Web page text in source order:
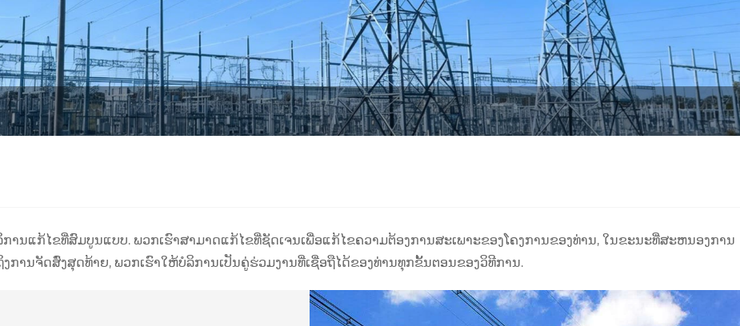
ນແກ້ໄຂທີ່ສົມບູນແບບ. ພວກ​ເຮົາ​ສາ​ມາດ​ແກ້​ໄຂ​ທີ່​ຊັດ​ເຈນ​ເພື່ອ​ແກ້​ໄຂ​ຄວາມ​ຕ້ອງ​ການ​ສະ​ເພາະ​ຂອງ​ໂຄງ​ການ​ຂອງ​ທ່ານ​, ໃນ​ຂະ​ນະ​ທີ່​ສະ​ຫນອງ​ການ​
ານຈັດສົ່ງສຸດທ້າຍ, ພວກເຮົາໃຫ້ບໍລິການເປັນຄູ່ຮ່ວມງານທີ່ເຊື່ອຖືໄດ້ຂອງທ່ານທຸກຂັ້ນຕອນຂອງວິທີການ.